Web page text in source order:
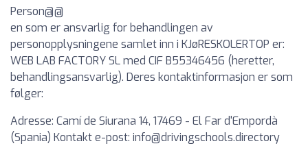
Person@@
en som er ansvarlig for behandlingen av
personopplysningene samlet inn i KJøRESKOLERTOP er:
WEB LAB FACTORY SL med CIF B55346456 (heretter,
behandlingsansvarlig). Deres kontaktinformasjon er som
følger:
Adresse: Camí de Siurana 14, 17469 - El Far d'Empordà
(Spania) Kontakt e-post: info@drivingschools.directory